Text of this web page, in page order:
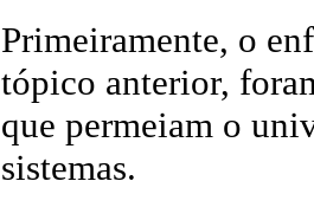
Primeiramente, o
tópico anterior,
que permeiam o
sistemas.